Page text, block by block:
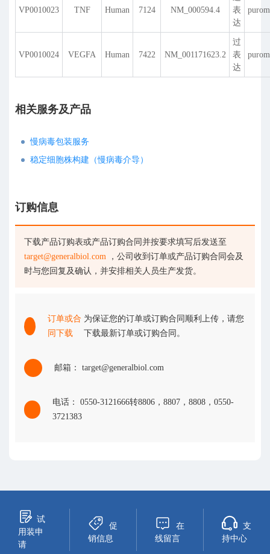
VP0010023 TNF Human 7124 NM_000594.4
表
达
VP0010024 VEGFA Human 7422 NM_001171623.2
过
表
达
相关服务及产品
慢病毒包装服务
稳定细胞株构建（慢病毒介导）
订购信息
下载产品订购表或产品订购合同并按要求填写后发送至
target@generalbiol.com ，公司收到订单或产品订购合同会及
时与您回复及确认，并安排相关人员生产发货。
订单或合
同下载
为保证您的订单或订购合同顺利上传，请您
下载最新订单或订购合同。
邮箱： target@generalbiol.com
电话： 0550-3121666转8806，8807，8808，0550-
3721383
试
用装申
请
促
销信息
在
线留言
支
持中心